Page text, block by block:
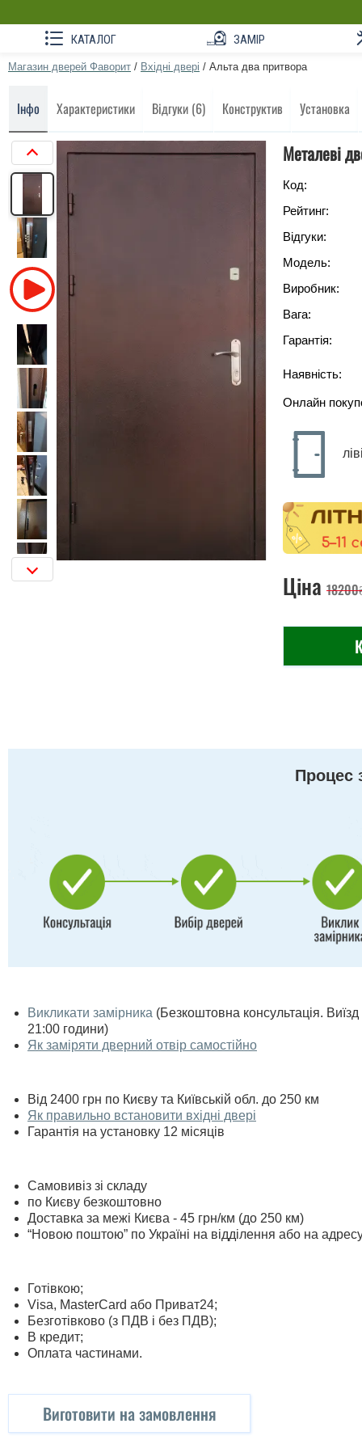
КАТАЛОГ ЗАМІР
Магазин дверей Фаворит / Вхідні двері / Альта два притвора
Інфо Характеристики Відгуки (6) Конструктив Установка
Металеві
Код:
Рейтинг:
Відгуки:
Модель:
Виробник:
Вага:
Гарантія:
Наявність:
Онлайн
Ціна 18200
Процес
Викликати замірника (Безкоштовна консультація.
21:00 години)
Як заміряти дверний отвір самостійно
Від 2400 грн по Києву та Київській обл. до 250 км
Як правильно встановити вхідні двері
Гарантія на установку 12 місяців
Самовивіз зі складу
по Києву безкоштовно
Доставка за межі Києва - 45 грн/км (до 250 км)
“Новою поштою” по Україні на відділення або на
Готівкою;
Visa, MasterСard або Приват24;
Безготівково (з ПДВ і без ПДВ);
В кредит;
Оплата частинами.
Виготовити на замовлення